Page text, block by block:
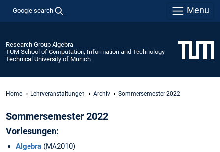
Google search Menu
Research Group Algebra
TUM School of Computation, Information and Technology
Technical University of Munich
Home Lehrveranstaltungen Archiv Sommersemester 2022
Sommersemester 2022
Vorlesungen:
Algebra (MA2010)